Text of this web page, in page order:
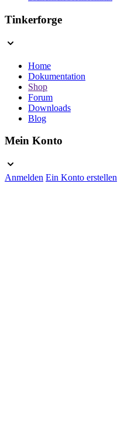
Tinkerforge
Home
Dokumentation
Shop
Forum
Downloads
Blog
Mein Konto
Anmelden Ein Konto erstellen